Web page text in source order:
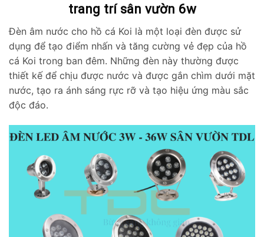
trang trí sân vườn 6w
Đèn âm nước cho hồ cá Koi là một loại đèn được sử
dụng để tạo điểm nhấn và tăng cường vẻ đẹp của hồ
cá Koi trong ban đêm. Những đèn này thường được
thiết kế để chịu được nước và được gắn chìm dưới mặt
nước, tạo ra ánh sáng rực rỡ và tạo hiệu ứng màu sắc
độc đáo.